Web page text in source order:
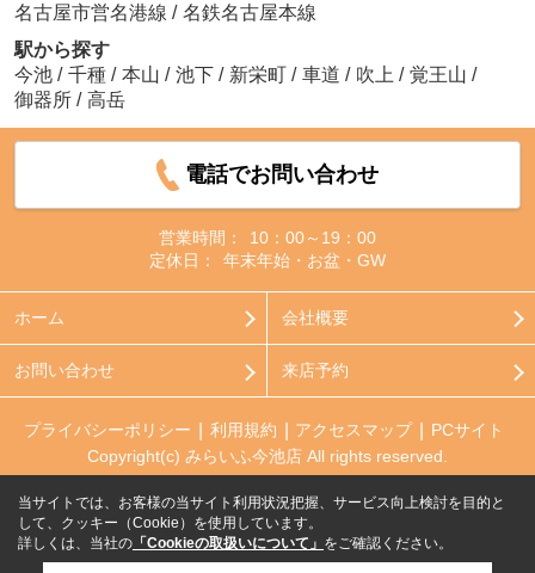
名古屋市営名港線 / 名鉄名古屋本線
駅から探す
今池 / 千種 / 本山 / 池下 / 新栄町 / 車道 / 吹上 / 覚王山 /
御器所 / 高岳
電話でお問い合わせ
営業時間：
10：00～19：00
定休日：
年末年始・お盆・GW
ホーム 会社概要
お問い合わせ 来店予約
プライバシーポリシー 利用規約 アクセスマップ
PCサイト
Copyright(c) みらいふ今池店 All rights reserved.
当サイトでは、お客様の当サイト利用状況把握、サービス向上検討を目的と
して、クッキー（Cookie）を使用しています。
詳しくは、当社の 「Cookieの取扱いについて」 をご確認ください。